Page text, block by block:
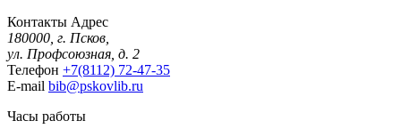
Контакты Адрес
180000, г. Псков,
ул. Профсоюзная, д. 2
Телефон +7(8112) 72-47-35
E-mail bib@pskovlib.ru
Часы работы